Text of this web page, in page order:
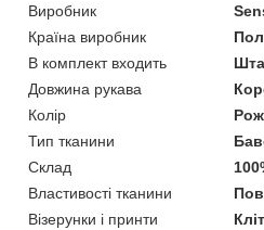
Виробник
Країна виробник
В комплект входить
Довжина рукава
Колір
Тип тканини
Склад
Властивості тканини
Візерунки і принти